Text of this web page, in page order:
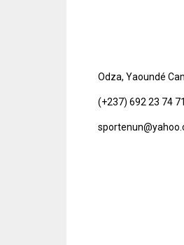
Odza, Yaoundé
(+237) 692 23 74 71